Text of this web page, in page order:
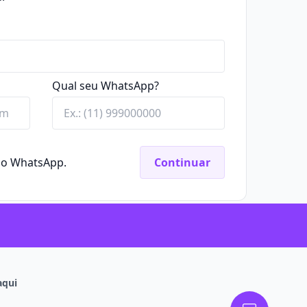
Qual seu WhatsApp?
WhatsApp. Continuar